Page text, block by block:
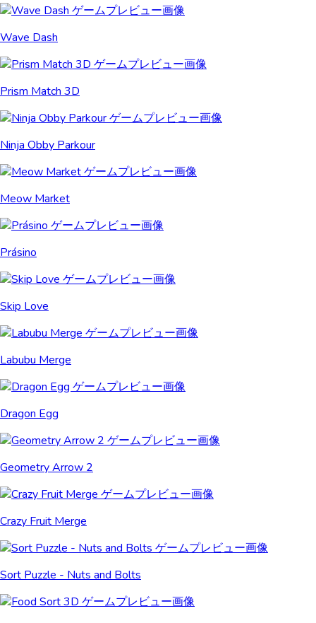
Wave Dash
Prism Match 3D
Ninja Obby Parkour
Meow Market
Prásino
Skip Love
Labubu Merge
Dragon Egg
Geometry Arrow 2
Crazy Fruit Merge
Sort Puzzle - Nuts and Bolts